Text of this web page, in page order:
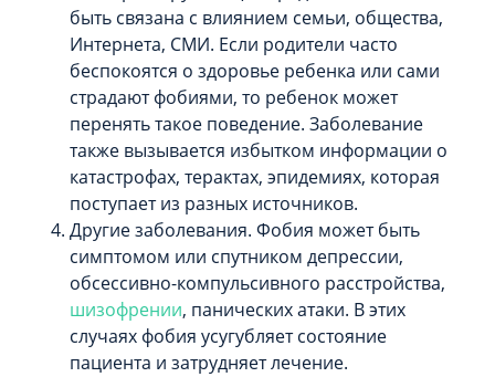
быть связана с влиянием семьи, общества,
Интернета, СМИ. Если родители часто
беспокоятся о здоровье ребенка или сами
страдают фобиями, то ребенок может
перенять такое поведение. Заболевание
также вызывается избытком информации о
катастрофах, терактах, эпидемиях, которая
поступает из разных источников.
Другие заболевания. Фобия может быть
симптомом или спутником депрессии,
обсессивно-компульсивного расстройства,
шизофрении, панических атаки. В этих
случаях фобия усугубляет состояние
пациента и затрудняет лечение.